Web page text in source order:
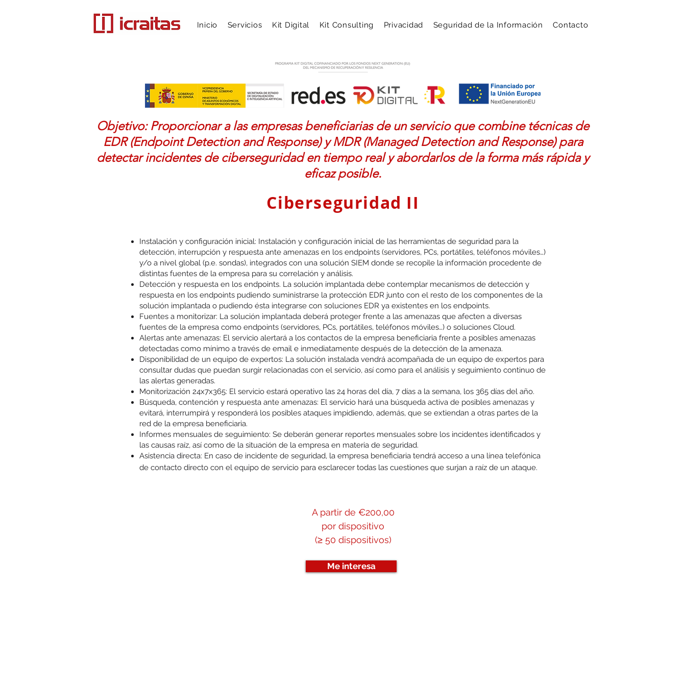
Inicio Servicios Kit Digital Kit Consulting Privacidad Seguridad de la Información Contacto
Objetivo: Proporcionar a las empresas beneficiarias de un servicio que combine técnicas de
EDR (Endpoint Detection and Response) y MDR (Managed Detection and Response) para
detectar incidentes de ciberseguridad en tiempo real y abordarlos de la forma más rápida y
eficaz posible.
Ciberseguridad II
Instalación y configuración inicial: Instalación y configuración inicial de las herramientas de seguridad para la
detección, interrupción y respuesta ante amenazas en los endpoints (servidores, PCs, portátiles, teléfonos móviles…)
y/o a nivel global (p.e. sondas), integrados con una solución SIEM donde se recopile la información procedente de
distintas fuentes de la empresa para su correlación y análisis.
Detección y respuesta en los endpoints. La solución implantada debe contemplar mecanismos de detección y
respuesta en los endpoints pudiendo suministrarse la protección EDR junto con el resto de los componentes de la
solución implantada o pudiendo ésta integrarse con soluciones EDR ya existentes en los endpoints.
Fuentes a monitorizar: La solución implantada deberá proteger frente a las amenazas que afecten a diversas
fuentes de la empresa como endpoints (servidores, PCs, portátiles, teléfonos móviles…) o soluciones Cloud.
Alertas ante amenazas: El servicio alertará a los contactos de la empresa beneficiaria frente a posibles amenazas
detectadas como mínimo a través de email e inmediatamente después de la detección de la amenaza.
Disponibilidad de un equipo de expertos: La solución instalada vendrá acompañada de un equipo de expertos para
consultar dudas que puedan surgir relacionadas con el servicio, así como para el análisis y seguimiento continuo de
las alertas generadas.
Monitorización 24x7x365: El servicio estará operativo las 24 horas del día, 7 días a la semana, los 365 días del año.
Búsqueda, contención y respuesta ante amenazas: El servicio hará una búsqueda activa de posibles amenazas y
evitará, interrumpirá y responderá los posibles ataques impidiendo, además, que se extiendan a otras partes de la
red de la empresa beneficiaria.
Informes mensuales de seguimiento: Se deberán generar reportes mensuales sobre los incidentes identificados y
las causas raíz, así como de la situación de la empresa en materia de seguridad.
Asistencia directa: En caso de incidente de seguridad, la empresa beneficiaria tendrá acceso a una línea telefónica
de contacto directo con el equipo de servicio para esclarecer todas las cuestiones que surjan a raíz de un ataque.
A partir de €200,00
por dispositivo
(≥ 50 dispositivos)
Me interesa